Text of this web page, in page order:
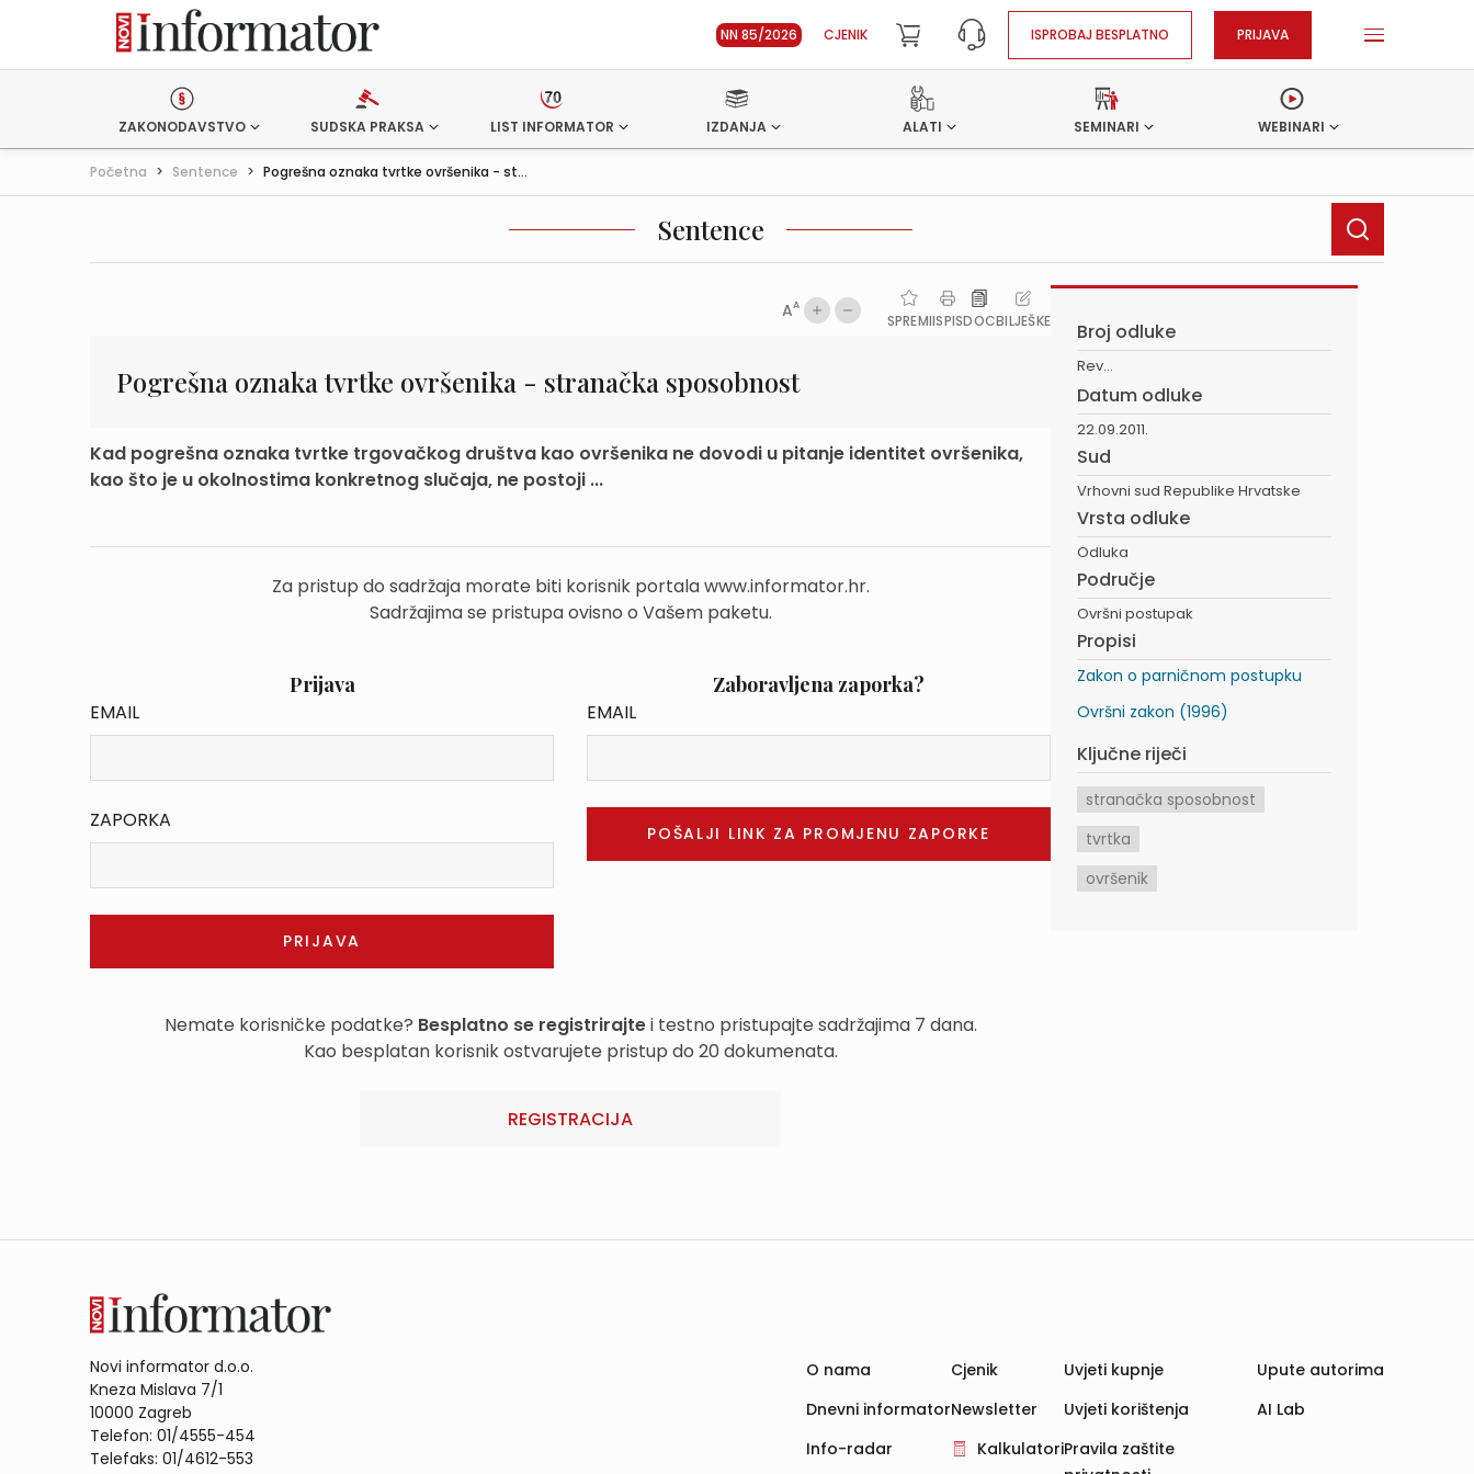
NN 85/2026 CJENIK ISPROBAJ BESPLATNO PRIJAVA
ZAKONODAVSTVO SUDSKA PRAKSA LIST INFORMATOR IZDANJA ALATI SEMINARI WEBINARI
Početna > Sentence > Pogrešna oznaka tvrtke ovršenika - st...
Sentence
AA
SPREMIISPISDOCBILJEŠKE
Pogrešna oznaka tvrtke ovršenika - stranačka sposobnost
Kad pogrešna oznaka tvrtke trgovačkog društva kao ovršenika ne dovodi u pitanje identitet ovršenika,
kao što je u okolnostima konkretnog slučaja, ne postoji ...
Za pristup do sadržaja morate biti korisnik portala www.informator.hr.
Sadržajima se pristupa ovisno o Vašem paketu.
Prijava
EMAIL
ZAPORKA
Zaboravljena zaporka?
EMAIL
Nemate korisničke podatke? Besplatno se registrirajtei testno pristupajte sadržajima 7 dana.
Kao besplatan korisnik ostvarujete pristup do 20 dokumenata.
REGISTRACIJA
Broj odluke
Rev...
Datum odluke
22.09.2011.
Sud
Vrhovni sud Republike Hrvatske
Vrsta odluke
Odluka
Područje
Ovršni postupak
Propisi
Zakon o parničnom postupku
Ovršni zakon (1996)
Ključne riječi
stranačka sposobnost
tvrtka
ovršenik
Novi informator d.o.o.
Kneza Mislava 7/1
10000 Zagreb
Telefon: 01/4555-454
Telefaks: 01/4612-553
O nama
Dnevni informator
Info-radar
Cjenik
Newsletter
Kalkulatori
Uvjeti kupnje
Uvjeti korištenja
Pravila zaštite
Upute autorima
AI Lab